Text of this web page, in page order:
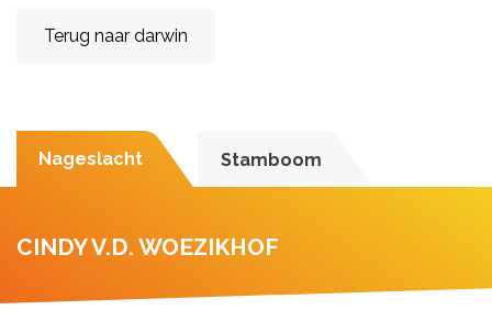
Terug naar darwin
Nageslacht Stamboom
CINDY V.D. WOEZIKHOF